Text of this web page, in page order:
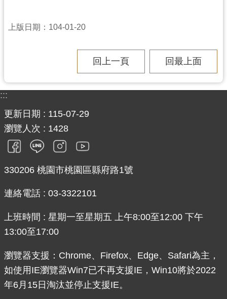
私
站
全
政
策
府
站
料
開
宣
告
上版日期：104-01-20
回上一頁 回最上面
:::
更新日期
115-07-29
瀏覽人次
1428
330206 桃園市桃園區縣府路1號
連絡電話 : 03-3322101
上班時間 : 星期一至星期五 上午8:00至12:00 下午
13:00至17:00
瀏覽器支援：Chrome、Firefox、Edge、Safari為主，
如使用IE瀏覽器Win7已不再支援IE，Win10將於2022
年6月15日淘汰並停止支援IE。